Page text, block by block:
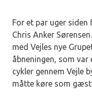
For et par uger siden
Chris Anker
med Vejles nye
åbneningen, som
cykler gennem Vejle
måtte køre som